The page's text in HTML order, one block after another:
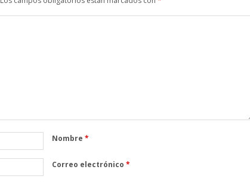
Nombre *
Correo electrónico *